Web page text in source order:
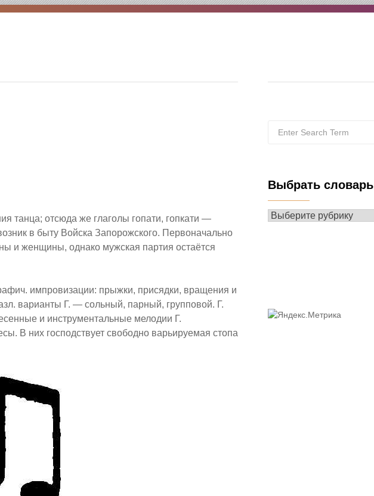
танца; отсюда же глаголы гопати, гопкати —
в быту Войска Запорожского. Первоначально
и женщины, однако мужская партия остаётся
импровизации: прыжки, присядки, вращения и
варианты Г. — сольный, парный, групповой. Г.
и инструментальные мелодии Г.
В них господствует свободно варьируемая стопа
for:
Выбрать словарь
Выбрать